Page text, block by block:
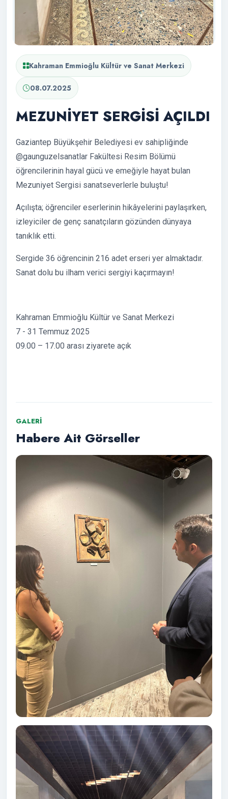
Kahraman Emmioğlu Kültür ve Sanat Merkezi
08.07.2025
MEZUNİYET SERGİSİ AÇILDI
Gaziantep Büyükşehir Belediyesi ev sahipliğinde
@gaunguzelsanatlar Fakültesi Resim Bölümü
öğrencilerinin hayal gücü ve emeğiyle hayat bulan
Mezuniyet Sergisi sanatseverlerle buluştu!
Açılışta; öğrenciler eserlerinin hikâyelerini paylaşırken,
izleyiciler de genç sanatçıların gözünden dünyaya
tanıklık etti.
Sergide 36 öğrencinin 216 adet erseri yer almaktadır.
Sanat dolu bu ilham verici sergiyi kaçırmayın!
Kahraman Emmioğlu Kültür ve Sanat Merkezi
7 - 31 Temmuz 2025
09.00 – 17.00 arası ziyarete açık
GALERI
Habere Ait Görseller